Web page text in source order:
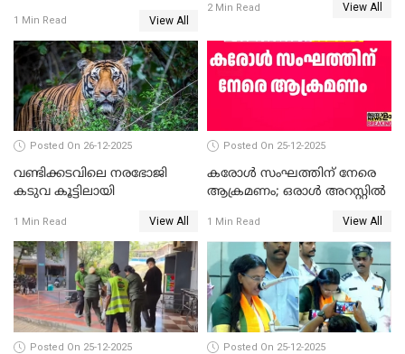
ഹൈക്കോടതിയിലേക്ക്;
സത്യപ്രതിജ്ഞ ചടങ്ങില്‍
ചട്ടലംഘനമെന്ന് പാർട്ടി
1 Min Read View All
2 Min Read View All
Posted On 26-12-2025
വണ്ടിക്കടവിലെ നരഭോജി
കടുവ കൂട്ടിലായി
1 Min Read View All
Posted On 25-12-2025
കരോള്‍ സംഘത്തിന് നേരെ
ആക്രമണം; ഒരാള്‍ അറസ്റ്റില്‍
1 Min Read View All
Posted On 25-12-2025 Posted On 25-12-2025